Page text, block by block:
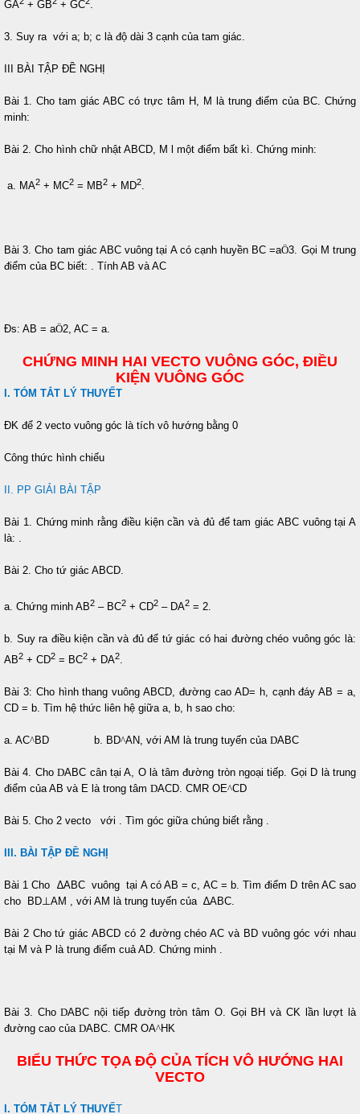
GA
+ GB + GC
3. Suy ra với a; b; c là độ dài 3 cạnh của tam giác.
III BÀI TẬP ĐỀ NGHỊ
Bài 1. Cho tam giác ABC có trực tâm H, M là trung điểm của BC. Chứng
minh:
Bài 2. Cho hình chữ nhật ABCD, M l một điểm bất kì. Chứng minh:
a. MA2 + MC2 = MB2 + MD2
Bài 3. Cho tam giác ABC vuông tại A có cạnh huyền BC =aÖ3. Gọi M trung
điểm của BC biết:
. Tính AB và AC
Đs: AB = aÖ2, AC = a.
CHỨNG MINH HAI VECTO VUÔNG GÓC, ĐIỀU
KIỆN VUÔNG GÓC
I. TÓM TẮT LÝ THUYẾT
ĐK để 2 vecto vuông góc là tích vô hướng bằng 0
Công thức hình chiếu
II. PP GIẢI BÀI TẬP
Bài 1. Chứng minh rằng điều kiện cần và đủ để tam giác ABC vuông tại A
là:
Bài 2. Cho tứ giác ABCD.
a. Chứng minh AB2 – BC2 + CD2 – DA2 = 2.
b. Suy ra điều kiện cần và đủ để tứ giác có hai đường chéo vuông góc là:
AB2 + CD2 = BC2 + DA2
Bài 3: Cho hình thang vuông ABCD, đường cao AD= h, cạnh đáy AB = a,
CD = b. Tìm hệ thức liên hệ giữa a, b, h sao cho:
a. AC^BD b. BD^AN, với AM là trung tuyến của DABC
Bài 4. ChoDABC cân tại A, O là tâm đường tròn ngoại tiếp. Gọi D là trung
điểm của AB và E là trong tâm DACD. CMR OE^CD
Bài 5. Cho 2 vecto với . Tìm góc giữa chúng biết rằng
III. BÀI TẬP ĐỀ NGHỊ
Bài 1 Cho ∆ABC vuông tại A có AB = c, AC = b. Tìm điểm D trên AC sao
cho BD ⊥ AM , với AM là trung tuyến của ∆ABC.
Bài 2 Cho tứ giác ABCD có 2 đường chéo AC và BD vuông góc với nhau
tại M và P là trung điểm cuả AD. Chứng minh
Bài 3. ChoDABC nội tiếp đường tròn tâm O. Gọi BH và CK lần lượt là
đường cao của DABC. CMR OA^HK
BIỂU THỨC TỌA ĐỘ CỦA TÍCH VÔ HƯỚNG HAI
VECTO
I. TÓM TẮT LÝ THUYẾT